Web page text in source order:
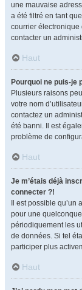
une mauvaise
a été filtré en tant
courrier électronique
contacter un
Haut
Pourquoi ne puis-je
Plusieurs raisons
votre nom
contactez un
été banni. Il est
problème de
Haut
Je m’étais déjà
connecter ?!
Il est possible
pour une
périodiquement les
de données. Si tel
participer plus
Haut